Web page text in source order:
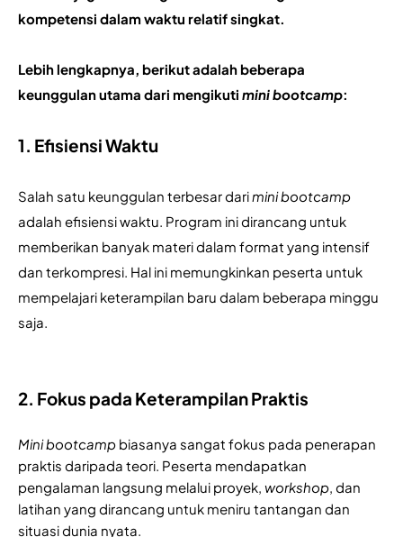
kompetensi dalam waktu relatif singkat.
Lebih lengkapnya, berikut adalah beberapa
keunggulan utama dari mengikuti mini bootcamp:
1. Efisiensi Waktu
Salah satu keunggulan terbesar dari mini bootcamp
adalah efisiensi waktu. Program ini dirancang untuk
memberikan banyak materi dalam format yang intensif
dan terkompresi. Hal ini memungkinkan peserta untuk
mempelajari keterampilan baru dalam beberapa minggu
saja.
2. Fokus pada Keterampilan Praktis
Mini bootcamp biasanya sangat fokus pada penerapan
praktis daripada teori. Peserta mendapatkan
pengalaman langsung melalui proyek, workshop, dan
latihan yang dirancang untuk meniru tantangan dan
situasi dunia nyata.